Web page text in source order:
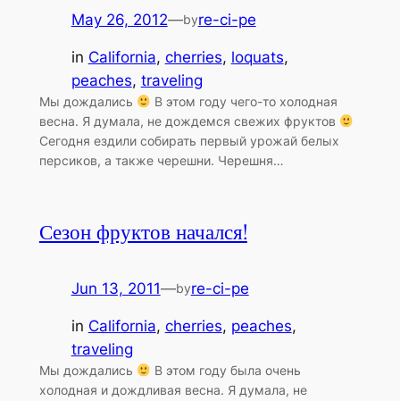
May 26, 2012—byre-ci-pe
in California, cherries, loquats
peaches, traveling
Мы дождались
В этом году чего-то холодная
весна. Я думала, не дождемся свежих фруктов
Сегодня ездили собирать первый урожай белых
персиков, а также черешни. Черешня…
Сезон фруктов начался!
Jun 13, 2011—byre-ci-pe
in California, cherries, peaches
traveling
Мы дождались
В этом году была очень
холодная и дождливая весна. Я думала, не